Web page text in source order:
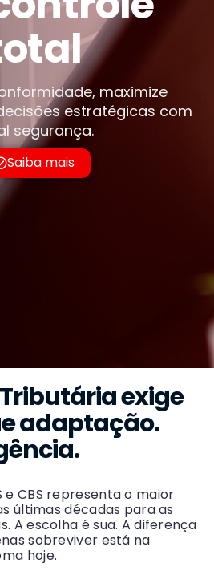
maximize
estratégicas com
segurança.
Saiba mais
exige
adaptação.
e CBS representa o maior
últimas décadas para as
A escolha é sua. A diferença
sobreviver está na
hoje.